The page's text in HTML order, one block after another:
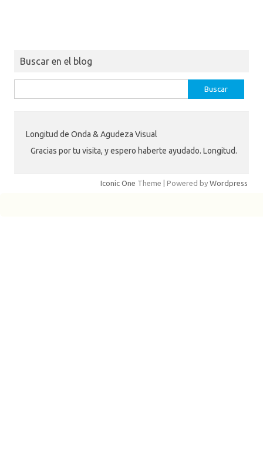
Buscar en el blog
Longitud de Onda & Agudeza Visual
Gracias por tu visita, y espero haberte ayudado. Longitud.
Iconic One Theme | Powered by Wordpress